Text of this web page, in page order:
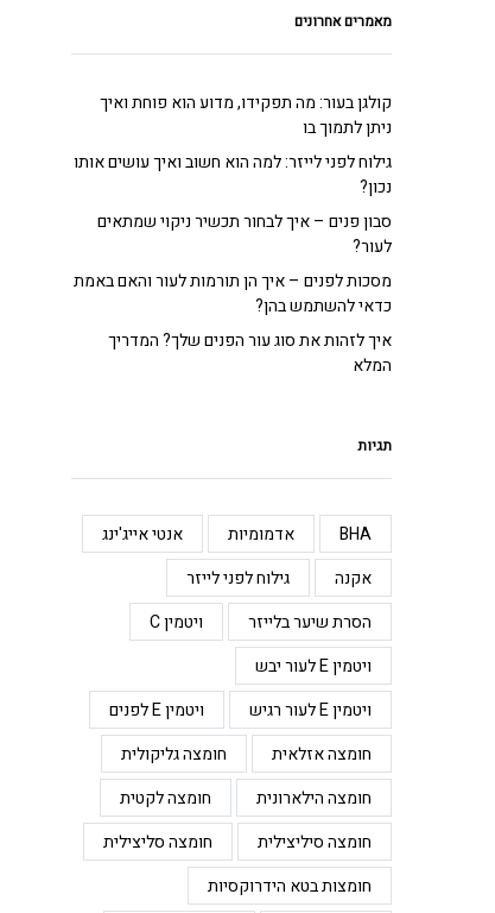
מאמרים אחרונים
קולגן בעור: מה תפקידו, מדוע הוא פוחת ואיך
ניתן לתמוך בו
גילוח לפני לייזר: למה הוא חשוב ואיך עושים אותו
נכון?
סבון פנים – איך לבחור תכשיר ניקוי שמתאים
לעור?
מסכות לפנים – איך הן תורמות לעור והאם באמת
כדאי להשתמש בהן?
איך לזהות את סוג עור הפנים שלך? המדריך
המלא
תגיות
BHA אדמומיות
אנטי אייג'ינג
אקנה
גילוח לפני לייזר
הסרת שיער בלייזר
ויטמין C
ויטמין E לעור יבש
ויטמין E לעור רגיש
ויטמין E לפנים
חומצה אזלאית
חומצה גליקולית
חומצה הילארונית
חומצה לקטית
חומצה סיליצילית
חומצה סליצילית
חומצות בטא הידרוקסיות